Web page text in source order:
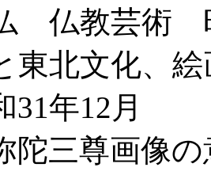
仏教芸術
東北文化、
年12月
陀三尊画